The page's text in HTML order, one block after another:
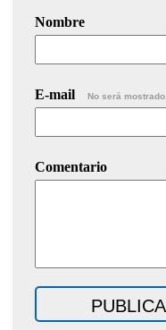
Nombre
E-mail No será mostrado.
Comentario